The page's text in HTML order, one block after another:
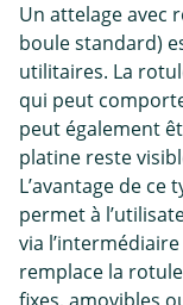
Un attelage avec
boule standard)
utilitaires. La
qui peut
peut également
platine reste
L’avantage de ce
permet à
via
remplace la